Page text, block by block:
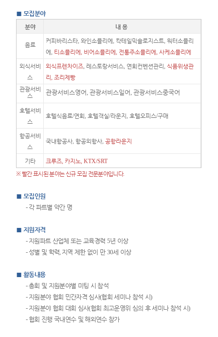
■ 모집분야
분야 내 용
음료
커피바리스타 ,와인소믈리에 칵테일믹솔로지스트 ,워터소믈리
에 티소믈리에 비어소믈리에 전통주소믈리에 ,사케소믈리에
외식서비
스
외식프렌차이즈 레스토랑서비스 연회컨벤션관리 ,식품위생관
리 조리제빵
관광서비
스
관광서비스영어 ,관광서비스일어 ,관광서비스중국어
호텔서비
스
호텔식음료/연회 호텔객실/라운지 호텔오피스/구매
항공서비
스
국내항공사 ,항공외항사 ,공항라운지
기타 크루즈 카지노 , KTX/SRT
※ 빨간 표시된 분야는 신규 모집 전문분야입니다.
■ 모집인원
- 각 파트별 약간 명
■지원자격
- 지원파트 산업체 또는 교육경력 5년 이상
- 성별 및 학력 지역 제한 없이 만 30세 이상
■활동내용
-총회 및 지원분야별 미팅 시 참석
- 지원분야 협회 민간자격 심사(협회 세미나 참석 시)
- 지원분야 협회 대회 심사(협회 최고운영위 심의 후 세미나 참석 시)
- 협회 진행 국내연수 및 해외연수 참가